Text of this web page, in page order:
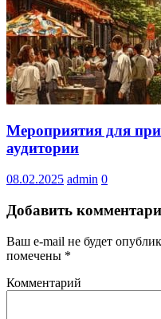
Мероприятия для
аудитории
08.02.2025 admin 0
Добавить
Ваш e-mail не будет
помечены *
Комментарий